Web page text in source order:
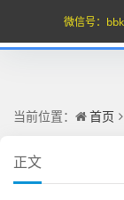
当前位置： 首页
正文
微信号：